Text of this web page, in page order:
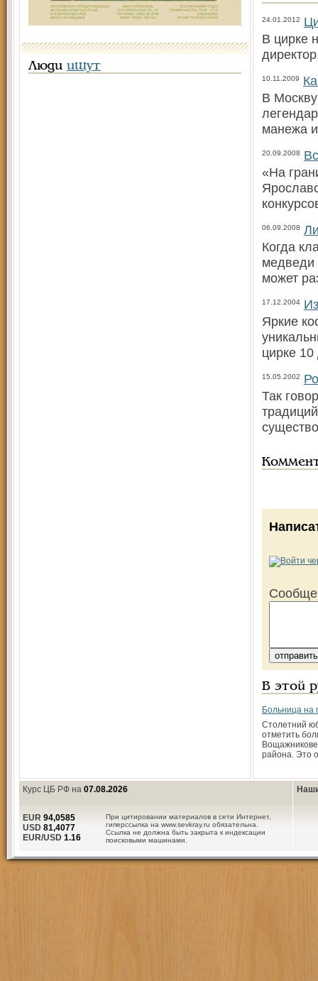
Люди ищут
24.01.2012
В цирке
10.11.2009
В
манежа
20.09.2008
«На
06.09.2008
Когда
медведи
может
17.12.2004
Яркие
цирке
15.05.2002
Так
В этой
Больница на
Столетний
отметить
Вощажникове
района. Это
Курс ЦБ РФ на 07.08.2026
При цитировании материалов в сети Интернет,
гиперссылка на www.sevkray.ru обязательна.
Ссылка не должна быть закрыта к индексации
поисковыми машинами.
EUR 94,0585
USD 81,4077
EUR/USD 1.16